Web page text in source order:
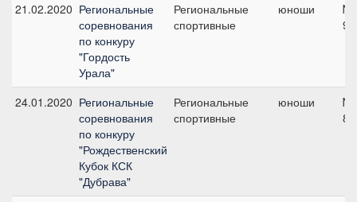
21.02.2020 Региональные
соревнования
по конкуру
"Гордость
Урала"
Региональные
спортивные
юноши
24.01.2020 Региональные
соревнования
по конкуру
"Рождественский
Кубок КСК
"Дубрава"
Региональные
спортивные
юноши